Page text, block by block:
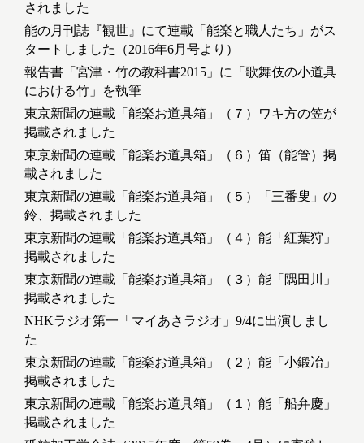
されました
能の月刊誌『観世』にて連載「能楽と職人たち」がス
タートしました（2016年6月号より）
報告書「宮津・竹の教科書2015」に「歌舞伎の小道具
における竹」を執筆
東京新聞の連載「能楽お道具箱」（７）ワキ方の笠が
掲載されました
東京新聞の連載「能楽お道具箱」（６）笛（能管）掲
載されました
東京新聞の連載「能楽お道具箱」（５）「三番叟」の
鈴、掲載されました
東京新聞の連載「能楽お道具箱」（４）能「紅葉狩」
掲載されました
東京新聞の連載「能楽お道具箱」（３）能「隅田川」
掲載されました
NHKラジオ第一「マイあさラジオ」9/4に出演しまし
た
東京新聞の連載「能楽お道具箱」（２）能「小鍛冶」
掲載されました
東京新聞の連載「能楽お道具箱」（１）能「船弁慶」
掲載されました